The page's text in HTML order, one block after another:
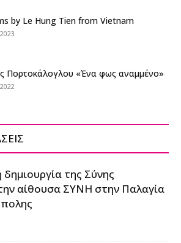
by Le Hung Tien from Vietnam
Πορτοκάλογλου «Ένα φως αναμμένο»
της Σύνης
αίθουσα ΣΥΝΗ στην Παλαγία